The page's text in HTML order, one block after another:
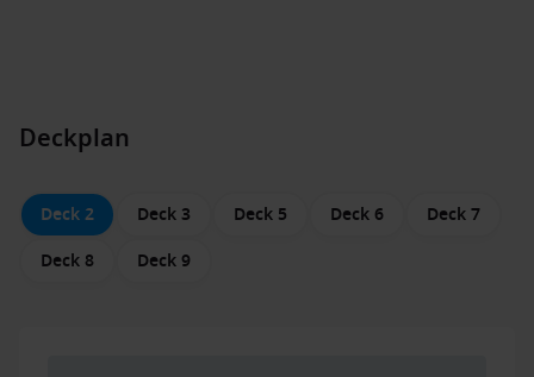
Deckplan
Deck 2 Deck 3 Deck 5 Deck 6
Deck 7
Deck 8
Deck 9